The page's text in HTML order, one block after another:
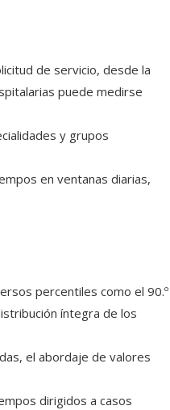
de servicio, desde la
puede medirse
y grupos
en ventanas diarias,
percentiles como el 90.º
íntegra de los
el abordaje de valores
dirigidos a casos